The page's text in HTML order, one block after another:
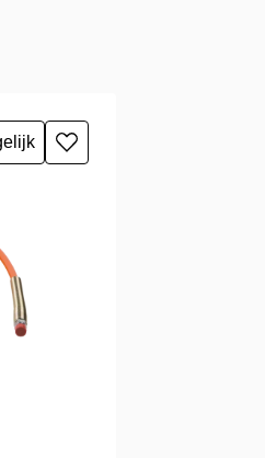
Toevoegen
aan